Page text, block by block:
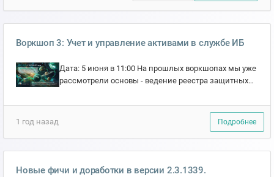
Воркшоп 3: Учет и управление активами в службе ИБ
Дата: 5 июня в 11:00 На прошлых воркшопах мы уже
рассмотрели основы - ведение реестра защитных
Двигаем...
1 год назад
Подробнее
Новые фичи и доработки в версии 2.3.1339.